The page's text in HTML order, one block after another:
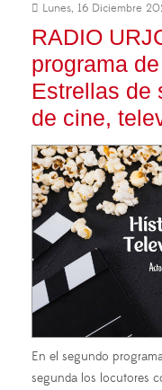
Lunes, 16 Diciembre
RADIO
programa
Estrellas de
de cine,
En el segundo
segunda los locutores